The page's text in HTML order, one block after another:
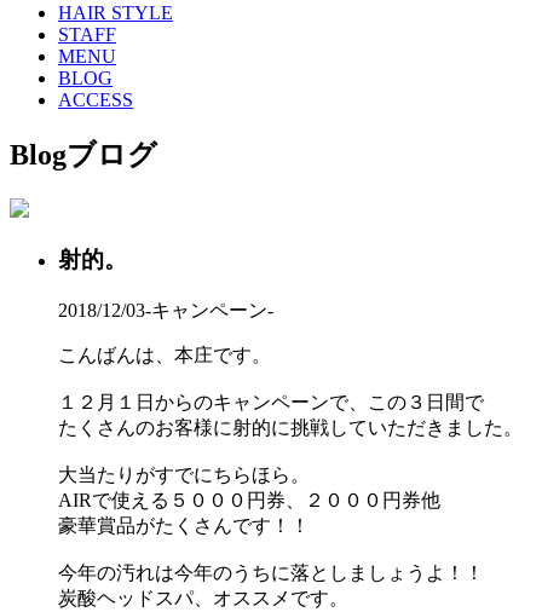
HAIR STYLE
STAFF
MENU
BLOG
ACCESS
Blogブログ
射的。
2018/12/03-キャンペーン-
こんばんは、本庄です。
１２月１日からのキャンペーンで、この３日間で
たくさんのお客様に射的に挑戦していただきました。
大当たりがすでにちらほら。
AIRで使える５０００円券、２０００円券他
豪華賞品がたくさんです！！
今年の汚れは今年のうちに落としましょうよ！！
炭酸ヘッドスパ、オススメです。